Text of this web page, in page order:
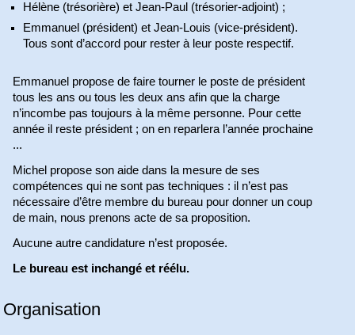
Hélène (trésorière) et Jean-Paul (trésorier-adjoint) ;
Emmanuel (président) et Jean-Louis (vice-président).
Tous sont d’accord pour rester à leur poste respectif.
Emmanuel propose de faire tourner le poste de président
tous les ans ou tous les deux ans afin que la charge
n’incombe pas toujours à la même personne. Pour cette
année il reste président ; on en reparlera l’année prochaine
...
Michel propose son aide dans la mesure de ses
compétences qui ne sont pas techniques : il n’est pas
nécessaire d’être membre du bureau pour donner un coup
de main, nous prenons acte de sa proposition.
Aucune autre candidature n’est proposée.
Le bureau est inchangé et réélu.
Organisation